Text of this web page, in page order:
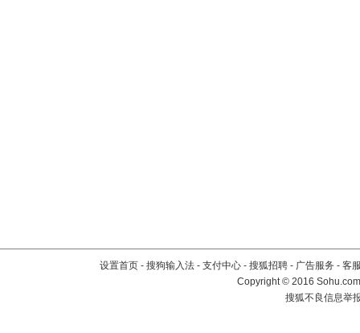
设置首页 - 搜狗输入法 - 支付中心 - 搜狐招聘 - 广告服务 - 客
Copyright©2016
搜狐不良信息举